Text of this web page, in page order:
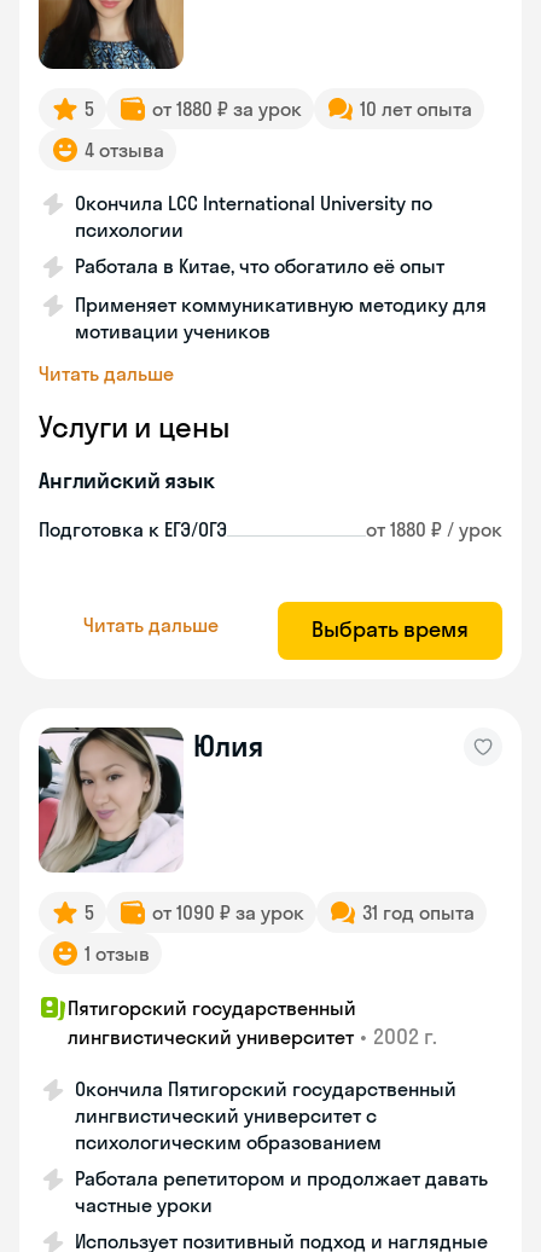
5 от 1880 ₽ за урок
10 лет опыта
4 отзыва
Окончила LCC International University по
психологии
Работала в Китае, что обогатило её опыт
Применяет коммуникативную методику для
мотивации учеников
Читать дальше
Услуги и цены
Английский язык
Подготовка к ЕГЭ/ОГЭ от 1880 ₽ / урок
Читать дальше Выбрать время
Юлия
5 от 1090 ₽ за урок
31 год опыта
1 отзыв
Пятигорский государственный
лингвистический университет • 2002 г.
Окончила Пятигорский государственный
лингвистический университет с
психологическим образованием
Работала репетитором и продолжает давать
частные уроки
Использует позитивный подход и наглядные